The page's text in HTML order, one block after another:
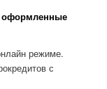
оформленные
режиме.
с